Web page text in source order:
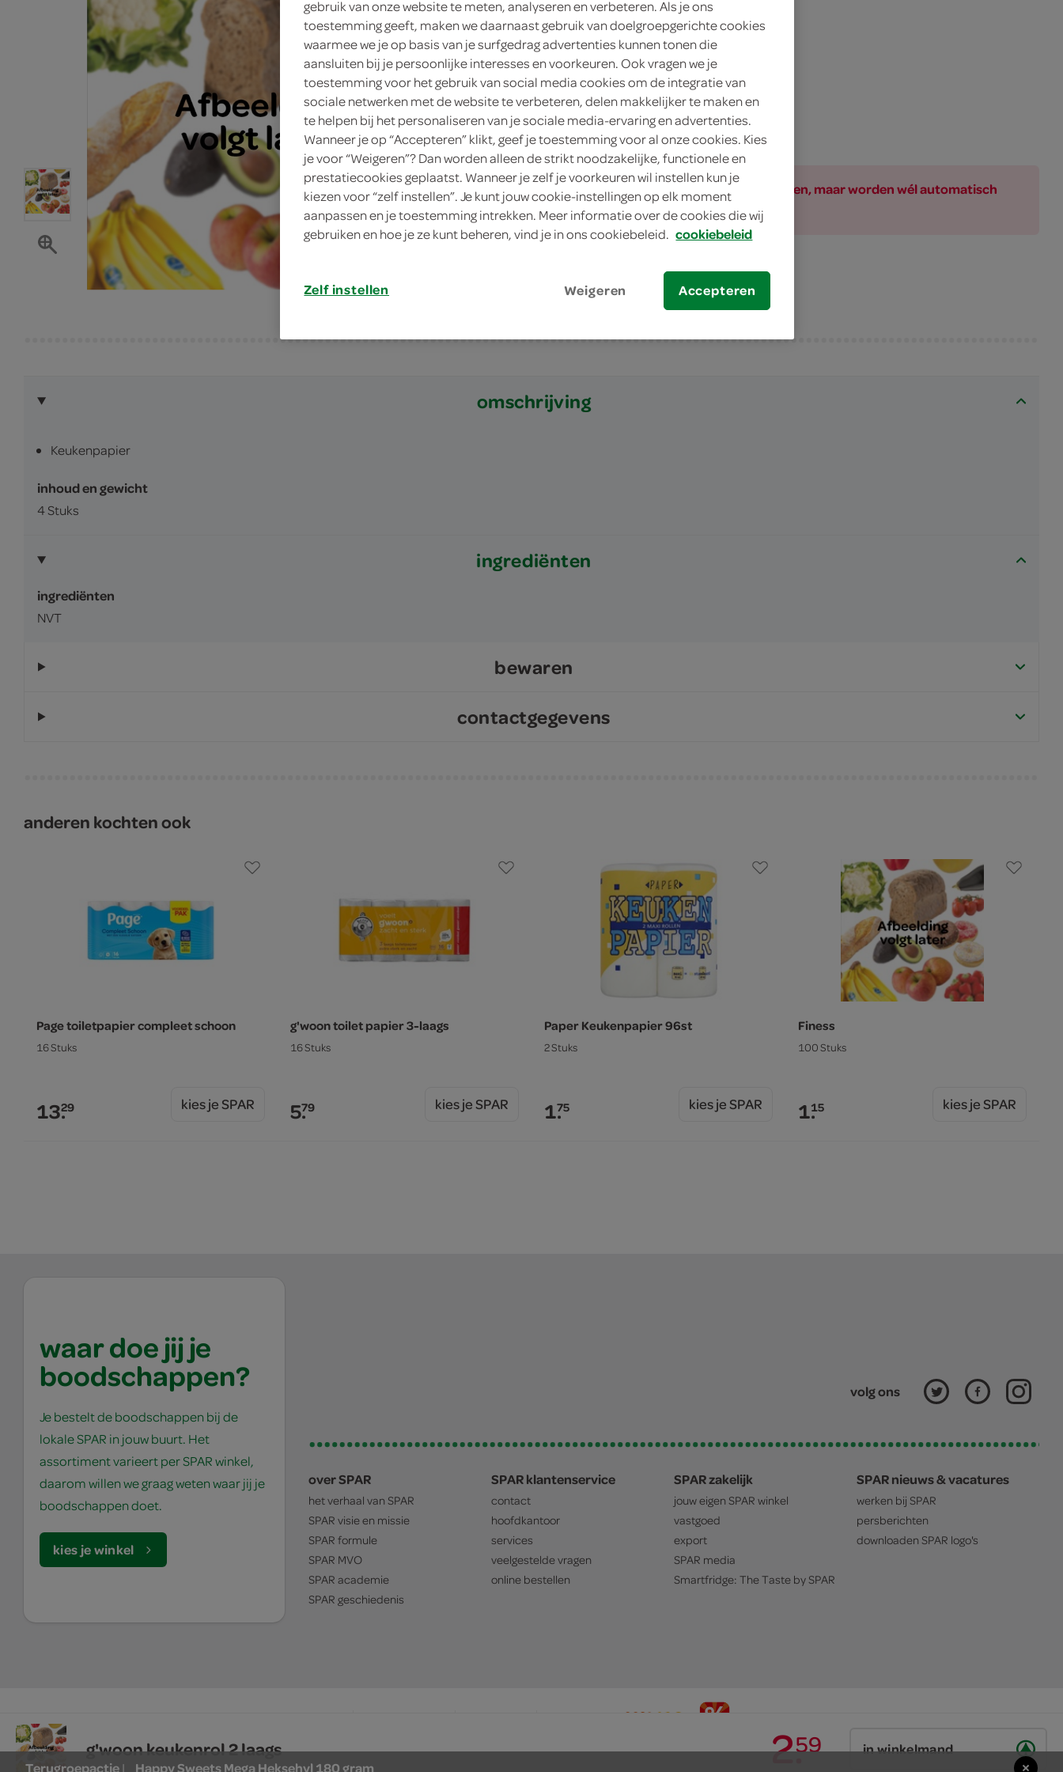
2.
59
4 Stuks
in winkelmand
Let op: aanbiedingen zijn niet zichtbaar bij de producten, maar worden wél automatisch
verwerkt in de winkelmand.
omschrijving
Keukenpapier
inhoud en gewicht
4 Stuks
ingrediënten
ingrediënten
NVT
bewaren
contactgegevens
anderen kochten ook
Page toiletpapier compleet schoon
16 Stuks
13.29 kies je SPAR
g'woon toilet papier 3-laags
16 Stuks
5.79 kies je SPAR
Paper Keukenpapier 96st
2 Stuks
1.75 kies je SPAR
Finess
100 Stuks
1.15 kies je SPAR
g'woon keukenrol 2 laags 2.
59 in winkelmand
waar doe jij je
boodschappen?
Je bestelt de boodschappen bij de
lokale SPAR in jouw buurt. Het
assortiment varieert per SPAR winkel,
daarom willen we graag weten waar jij je
boodschappen doet.
kies je winkel
volg ons
over SPAR
het verhaal van SPAR
SPAR visie en missie
SPAR formule
SPAR MVO
SPAR academie
SPAR geschiedenis
SPAR klantenservice
contact
hoofdkantoor
services
veelgestelde vragen
online bestellen
SPAR zakelijk
jouw eigen SPAR winkel
vastgoed
export
SPAR media
Smartfridge: The Taste bySPAR
SPAR nieuws & vacatures
werken bij SPAR
persberichten
downloaden SPAR logo's
Terugroepactie| Happy Sweets Mega Heksehyl 180 gram
gebruik van onze website te meten, analyseren en verbeteren. Als je ons
toestemming geeft, maken we daarnaast gebruik van doelgroepgerichte cookies
waarmee we je op basis van je surfgedrag advertenties kunnen tonen die
aansluiten bij je persoonlijke interesses en voorkeuren. Ook vragen we je
toestemming voor het gebruik van social media cookies om de integratie van
sociale netwerken met de website te verbeteren, delen makkelijker te maken en
te helpen bij het personaliseren van je sociale media-ervaring en advertenties.
Wanneer je op “Accepteren” klikt, geef je toestemming voor al onze cookies. Kies
je voor “Weigeren”? Dan worden alleen de strikt noodzakelijke, functionele en
prestatiecookies geplaatst. Wanneer je zelf je voorkeuren wil instellen kun je
kiezen voor “zelf instellen”. Je kunt jouw cookie-instellingen op elk moment
aanpassen en je toestemming intrekken. Meer informatie over de cookies die wij
gebruiken en hoe je ze kunt beheren, vind je in ons cookiebeleid. cookiebeleid
Zelf instellen Weigeren Accepteren